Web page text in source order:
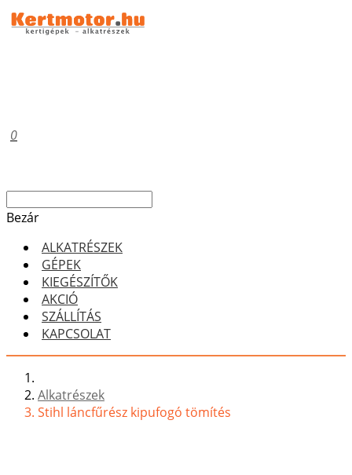
0
Bezár
ALKATRÉSZEK
GÉPEK
KIEGÉSZÍTŐK
AKCIÓ
SZÁLLÍTÁS
KAPCSOLAT
Alkatrészek
Stihl láncfűrész kipufogó tömítés